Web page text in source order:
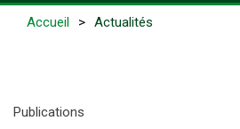
Accueil Actualités
Publications